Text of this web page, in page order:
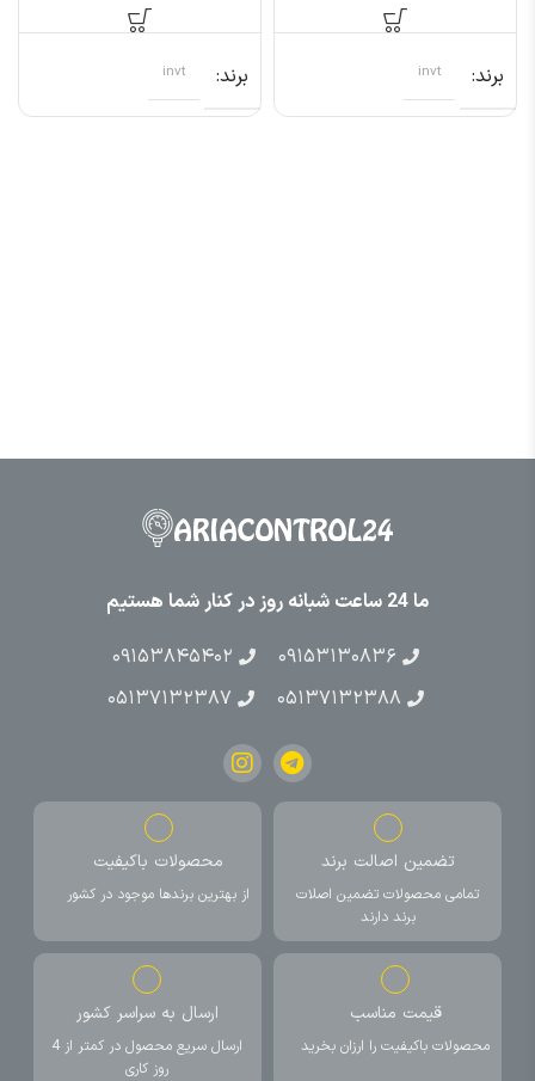
برند invt برند invt
ما 24 ساعت شبانه روز در کنار شما هستیم
۰۹۱۵۳۱۳۰۸۳۶
۰۹۱۵۳۸۴۵۴۰۲
۰۵۱۳۷۱۳۲۳۸۸
۰۵۱۳۷۱۳۲۳۸۷
تضمین اصالت برند
تمامی محصولات تضمین اصلات
برند دارند
محصولات باکیفیت
از بهترین برندها موجود در کشور
قیمت مناسب
محصولات باکیفیت را ارزان بخرید
ارسال به سراسر کشور
ارسال سریع محصول در کمتر از 4
روز کاری